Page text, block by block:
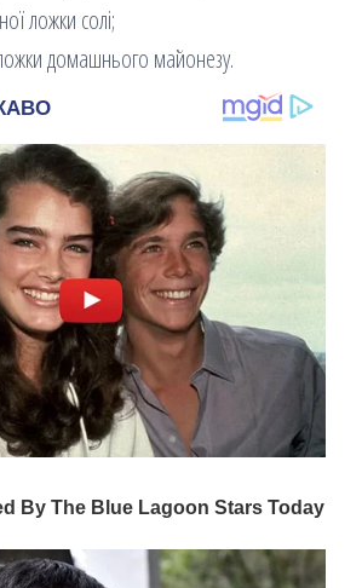
ложки солі;
домашнього майонезу.